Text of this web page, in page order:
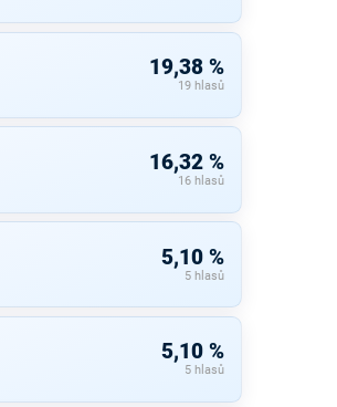
19,38 %
19 hlasů
16,32 %
16 hlasů
5,10 %
5 hlasů
5,10 %
5 hlasů